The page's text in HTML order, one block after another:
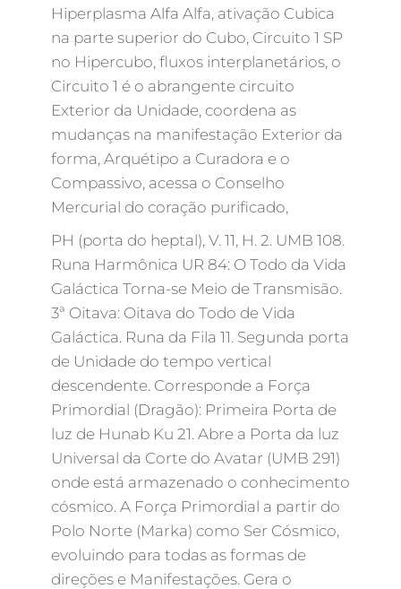
Hiperplasma Alfa Alfa, ativação Cubica
na parte superior do Cubo, Circuito 1 SP
no Hipercubo, fluxos interplanetários, o
Circuito 1 é o abrangente circuito
Exterior da Unidade, coordena as
mudanças na manifestação Exterior da
forma, Arquétipo a Curadora e o
Compassivo, acessa o Conselho
Mercurial do coração purificado,
PH (porta do heptal), V. 11, H. 2. UMB 108.
Runa Harmônica UR 84: O Todo da Vida
Galáctica Torna-se Meio de Transmisão.
3ª Oitava: Oitava do Todo de Vida
Galáctica. Runa da Fila 11. Segunda porta
de Unidade do tempo vertical
descendente. Corresponde a Força
Primordial (Dragão): Primeira Porta de
luz de Hunab Ku 21. Abre a Porta da luz
Universal da Corte do Avatar (UMB 291)
onde está armazenado o conhecimento
cósmico. A Força Primordial a partir do
Polo Norte (Marka) como Ser Cósmico,
evoluindo para todas as formas de
direções e Manifestações. Gera o